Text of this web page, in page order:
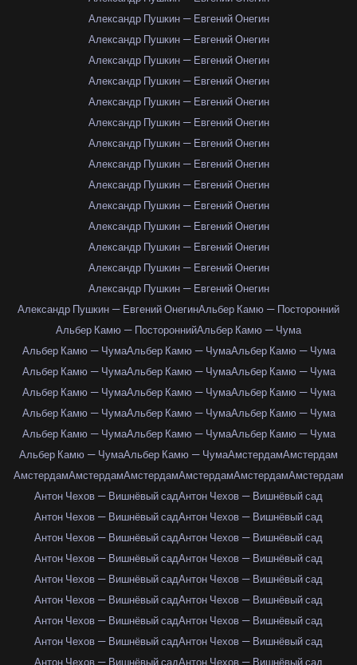
Александр Пушкин — Евгений Онегин
Александр Пушкин — Евгений Онегин
Александр Пушкин — Евгений Онегин
Александр Пушкин — Евгений Онегин
Александр Пушкин — Евгений Онегин
Александр Пушкин — Евгений Онегин
Александр Пушкин — Евгений Онегин
Александр Пушкин — Евгений Онегин
Александр Пушкин — Евгений Онегин
Александр Пушкин — Евгений Онегин
Александр Пушкин — Евгений Онегин
Александр Пушкин — Евгений Онегин
Александр Пушкин — Евгений Онегин
Александр Пушкин — Евгений Онегин
Александр Пушкин — Евгений ОнегинАльбер Камю — Посторонний
Альбер Камю — ПостороннийАльбер Камю — Чума
Альбер Камю — ЧумаАльбер Камю — ЧумаАльбер Камю — Чума
Альбер Камю — ЧумаАльбер Камю — ЧумаАльбер Камю — Чума
Альбер Камю — ЧумаАльбер Камю — ЧумаАльбер Камю — Чума
Альбер Камю — ЧумаАльбер Камю — ЧумаАльбер Камю — Чума
Альбер Камю — ЧумаАльбер Камю — ЧумаАльбер Камю — Чума
Альбер Камю — ЧумаАльбер Камю — ЧумаАмстердамАмстердам
АмстердамАмстердамАмстердамАмстердамАмстердамАмстердам
Антон Чехов — Вишнёвый садАнтон Чехов — Вишнёвый сад
Антон Чехов — Вишнёвый садАнтон Чехов — Вишнёвый сад
Антон Чехов — Вишнёвый садАнтон Чехов — Вишнёвый сад
Антон Чехов — Вишнёвый садАнтон Чехов — Вишнёвый сад
Антон Чехов — Вишнёвый садАнтон Чехов — Вишнёвый сад
Антон Чехов — Вишнёвый садАнтон Чехов — Вишнёвый сад
Антон Чехов — Вишнёвый садАнтон Чехов — Вишнёвый сад
Антон Чехов — Вишнёвый садАнтон Чехов — Вишнёвый сад